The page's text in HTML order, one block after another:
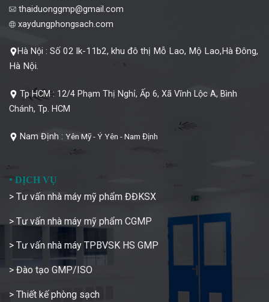
thaiduonggmp@gmail.com
xaydungphongsach.com
Hà Nội : Số 02 lk-11b2, khu đô thị Mỗ Lao, Mộ Lao,Hà Đông,
Hà Nội.
Tp HCM : 12/4 Phạm Thị Nghỉ, Ấp 6, Xã Vĩnh Lộc A, Bình
Chánh, Tp. HCM
Nam Định : Yên Mỹ - Ý Yên - Nam Định
• DỊCH VỤ
> Tư vấn nhà máy mỹ phẩm ĐĐKSX
> Tư vấn nhà máy mỹ phẩm CGMP
> Tư vấn nhà máy TPBVSK HS GMP
> Đào tạo GMP/ISO
> Thiết kế phòng sạch